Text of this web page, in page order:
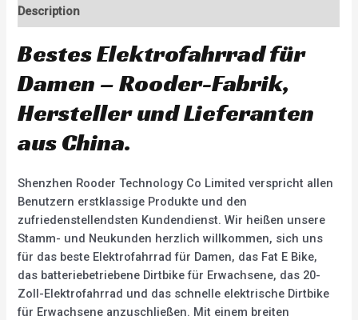
Description
Bestes Elektrofahrrad für
Damen – Rooder-Fabrik,
Hersteller und Lieferanten
aus China.
Shenzhen Rooder Technology Co Limited verspricht allen
Benutzern erstklassige Produkte und den
zufriedenstellendsten Kundendienst. Wir heißen unsere
Stamm- und Neukunden herzlich willkommen, sich uns
für das beste Elektrofahrrad für Damen, das Fat E Bike,
das batteriebetriebene Dirtbike für Erwachsene, das 20-
Zoll-Elektrofahrrad und das schnelle elektrische Dirtbike
für Erwachsene anzuschließen. Mit einem breiten